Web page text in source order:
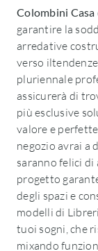
Colombini Casa
garantire la
arredative
verso
pluriennale
assicurerà di
più esclusive
valore e
negozio avrai a
saranno felici
progetto
degli spazi e
modelli di
tuoi sogni, che
mixando